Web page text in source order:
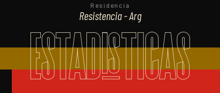
Residencia
Resistencia - Arg
ESTADISTICAS